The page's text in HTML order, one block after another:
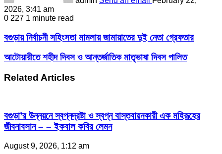
2026, 3:41 am
0 227 1 minute read
বগুড়ায় নির্বাচনী সহিংসতা মামলায় জামায়াতের দুই নেতা গ্রেফতার
আটোয়ারীতে শহীদ দিবস ও আন্তর্জাতিক মাতৃভাষা দিবস পালিত
Related Articles
বগুড়া’র উন্নয়নে স্বপ্নদ্রষ্টা ও স্বপ্ন বাস্তবায়নকারী এক মহিরূহের
জীবনাবসান – – ইকবাল কবির লেমন
August 9, 2026, 1:12 am